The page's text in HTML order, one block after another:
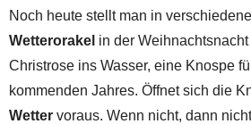
Noch heute stellt man in
Wetterorakel in der
Christrose ins Wasser, eine Knospe
kommenden Jahres. Öffnet sich die
Wetter voraus. Wenn nicht, dann